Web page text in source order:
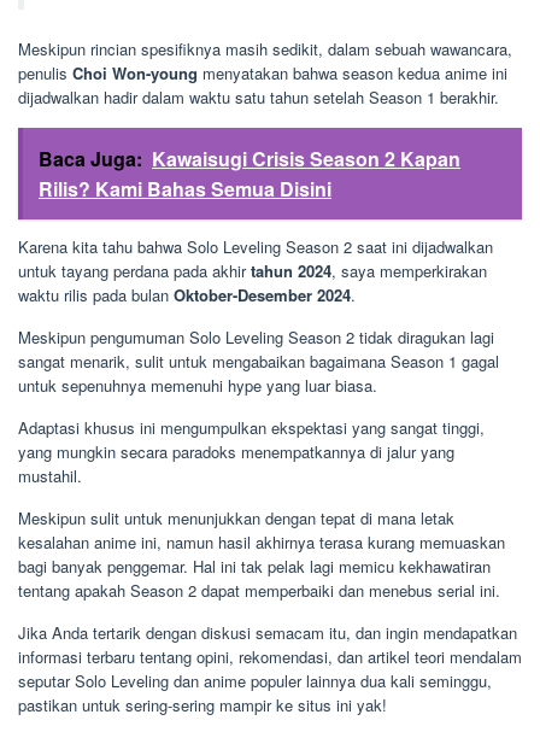
Meskipun rincian spesifiknya masih sedikit, dalam sebuah wawancara,
penulis Choi Won-young menyatakan bahwa season kedua anime ini
dijadwalkan hadir dalam waktu satu tahun setelah Season 1 berakhir.
Baca Juga: Kawaisugi Crisis Season 2 Kapan
Rilis? Kami Bahas Semua Disini
Karena kita tahu bahwa Solo Leveling Season 2 saat ini dijadwalkan
untuk tayang perdana pada akhirtahun 2024, saya memperkirakan
waktu rilis pada bulan Oktober-Desember 2024.
Meskipun pengumuman Solo Leveling Season 2 tidak diragukan lagi
sangat menarik, sulit untuk mengabaikan bagaimana Season 1 gagal
untuk sepenuhnya memenuhi hype yang luar biasa.
Adaptasi khusus ini mengumpulkan ekspektasi yang sangat tinggi,
yang mungkin secara paradoks menempatkannya di jalur yang
mustahil.
Meskipun sulit untuk menunjukkan dengan tepat di mana letak
kesalahan anime ini, namun hasil akhirnya terasa kurang memuaskan
bagi banyak penggemar. Hal ini tak pelak lagi memicu kekhawatiran
tentang apakah Season 2 dapat memperbaiki dan menebus serial ini.
Jika Anda tertarik dengan diskusi semacam itu, dan ingin mendapatkan
informasi terbaru tentang opini, rekomendasi, dan artikel teori mendalam
seputar Solo Leveling dan anime populer lainnya dua kali seminggu,
pastikan untuk sering-sering mampir ke situs ini yak!